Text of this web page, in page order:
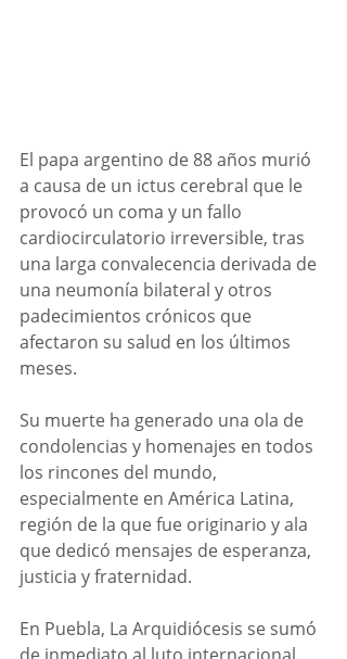
El papa argentino de 88 años murió
a causa de un ictus cerebral que le
provocó un coma y un fallo
cardiocirculatorio irreversible, tras
una larga convalecencia derivada de
una neumonía bilateral y otros
padecimientos crónicos que
afectaron su salud en los últimos
meses.
Su muerte ha generado una ola de
condolencias y homenajes en todos
los rincones del mundo,
especialmente en América Latina,
región de la que fue originario y ala
que dedicó mensajes de esperanza,
justicia y fraternidad.
En Puebla, La Arquidiócesis se sumó